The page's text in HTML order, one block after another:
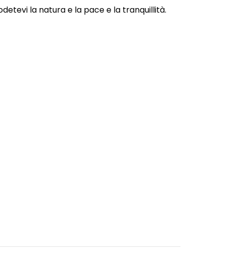
la natura e la pace e la tranquillità.